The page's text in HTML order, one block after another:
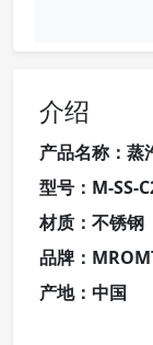
介绍
产品名称：蒸
型号：M-SS-
材质：不锈钢
品牌：
产地：中国